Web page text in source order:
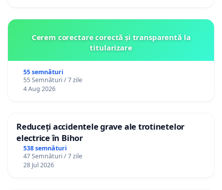
Cerem corectare corectă și transparentă la
titularizare
55 semnături
55 Semnături / 7 zile
4 Aug 2026
Reduceți accidentele grave ale trotinetelor
electrice în Bihor
538 semnături
47 Semnături / 7 zile
28 Jul 2026